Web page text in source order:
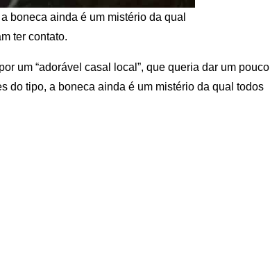
boneca ainda é um mistério da qual
ter contato.
um “adorável casal local”, que queria dar um pouco
do tipo, a boneca ainda é um mistério da qual todos